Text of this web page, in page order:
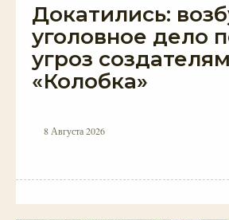
Докатились:
уголовное дело
угроз создателям
«Колобка»
8 Августа 2026